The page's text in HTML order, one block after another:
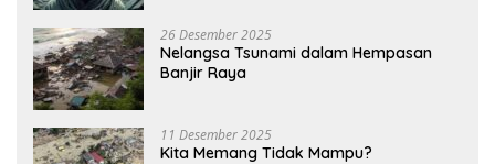
26 Desember 2025
Nelangsa Tsunami dalam Hempasan
Banjir Raya
11 Desember 2025
Kita Memang Tidak Mampu?